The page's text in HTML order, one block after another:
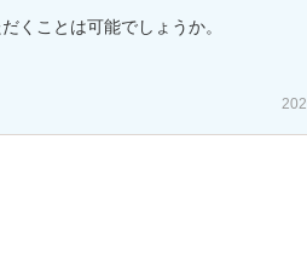
くことは可能でしょうか。